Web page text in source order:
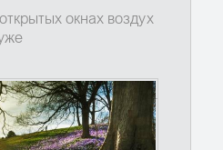
окнах воздух